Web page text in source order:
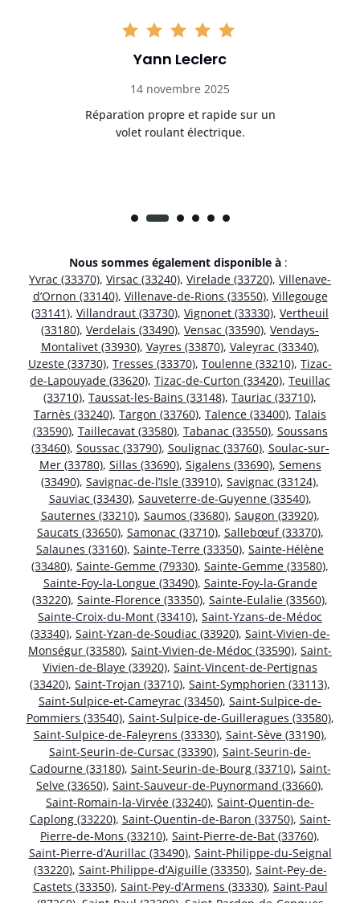
Yann Leclerc
14 novembre 2025
Réparation propre et rapide sur un
volet roulant électrique.
Nous sommes également disponible à :
Yvrac (33370), Virsac (33240), Virelade (33720), Villenave-
d’Ornon (33140), Villenave-de-Rions (33550), Villegouge
(33141), Villandraut (33730), Vignonet (33330), Vertheuil
(33180), Verdelais (33490), Vensac (33590), Vendays-
Montalivet (33930), Vayres (33870), Valeyrac (33340),
Uzeste (33730), Tresses (33370), Toulenne (33210), Tizac-
de-Lapouyade (33620), Tizac-de-Curton (33420), Teuillac
(33710), Taussat-les-Bains (33148), Tauriac (33710),
Tarnès (33240), Targon (33760), Talence (33400), Talais
(33590), Taillecavat (33580), Tabanac (33550), Soussans
(33460), Soussac (33790), Soulignac (33760), Soulac-sur-
Mer (33780), Sillas (33690), Sigalens (33690), Semens
(33490), Savignac-de-l’Isle (33910), Savignac (33124),
Sauviac (33430), Sauveterre-de-Guyenne (33540),
Sauternes (33210), Saumos (33680), Saugon (33920),
Saucats (33650), Samonac (33710), Sallebœuf (33370),
Salaunes (33160), Sainte-Terre (33350), Sainte-Hélène
(33480), Sainte-Gemme (79330), Sainte-Gemme (33580),
Sainte-Foy-la-Longue (33490), Sainte-Foy-la-Grande
(33220), Sainte-Florence (33350), Sainte-Eulalie (33560),
Sainte-Croix-du-Mont (33410), Saint-Yzans-de-Médoc
(33340), Saint-Yzan-de-Soudiac (33920), Saint-Vivien-de-
Monségur (33580), Saint-Vivien-de-Médoc (33590), Saint-
Vivien-de-Blaye (33920), Saint-Vincent-de-Pertignas
(33420), Saint-Trojan (33710), Saint-Symphorien (33113),
Saint-Sulpice-et-Cameyrac (33450), Saint-Sulpice-de-
Pommiers (33540), Saint-Sulpice-de-Guilleragues (33580),
Saint-Sulpice-de-Faleyrens (33330), Saint-Sève (33190),
Saint-Seurin-de-Cursac (33390), Saint-Seurin-de-
Cadourne (33180), Saint-Seurin-de-Bourg (33710), Saint-
Selve (33650), Saint-Sauveur-de-Puynormand (33660),
Saint-Romain-la-Virvée (33240), Saint-Quentin-de-
Caplong (33220), Saint-Quentin-de-Baron (33750), Saint-
Pierre-de-Mons (33210), Saint-Pierre-de-Bat (33760),
Saint-Pierre-d’Aurillac (33490), Saint-Philippe-du-Seignal
(33220), Saint-Philippe-d’Aiguille (33350), Saint-Pey-de-
Castets (33350), Saint-Pey-d’Armens (33330), Saint-Paul